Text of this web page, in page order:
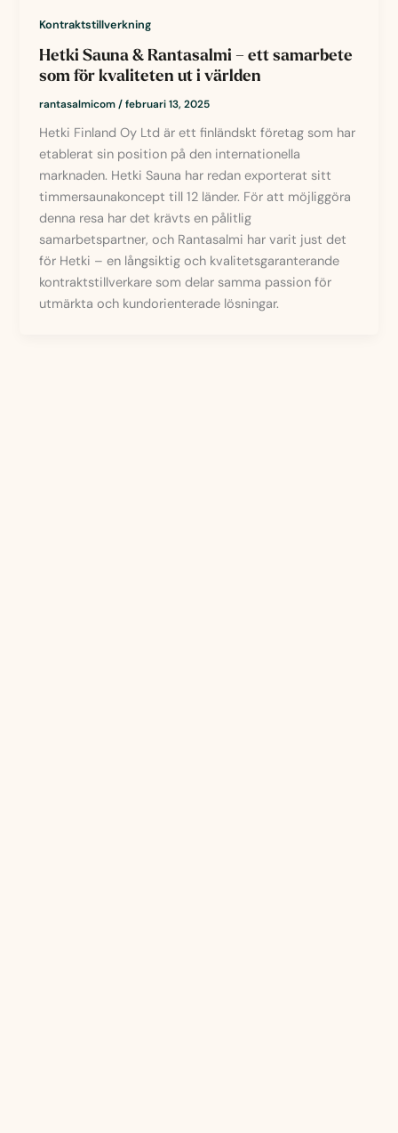
Kontraktstillverkning
Hetki Sauna & Rantasalmi – ett samarbete
som för kvaliteten ut i världen
rantasalmicom/februari 13, 2025
Hetki Finland Oy Ltd är ett finländskt företag som har
etablerat sin position på den internationella
marknaden. Hetki Sauna har redan exporterat sitt
timmersaunakoncept till 12 länder. För att möjliggöra
denna resa har det krävts en pålitlig
samarbetspartner, och Rantasalmi har varit just det
för Hetki – en långsiktig och kvalitetsgaranterande
kontraktstillverkare som delar samma passion för
utmärkta och kundorienterade lösningar.